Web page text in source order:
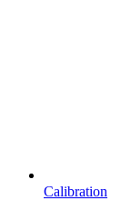
Calibration